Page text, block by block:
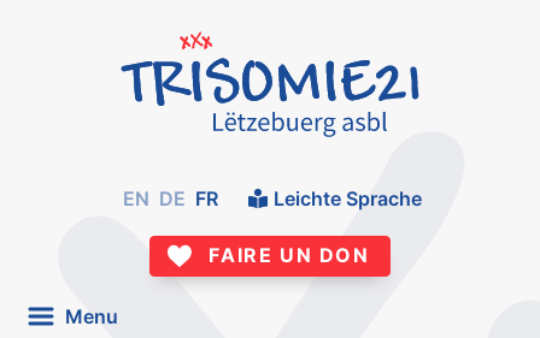
EN DE FR Leichte Sprache
FAIRE UN DON
Menu